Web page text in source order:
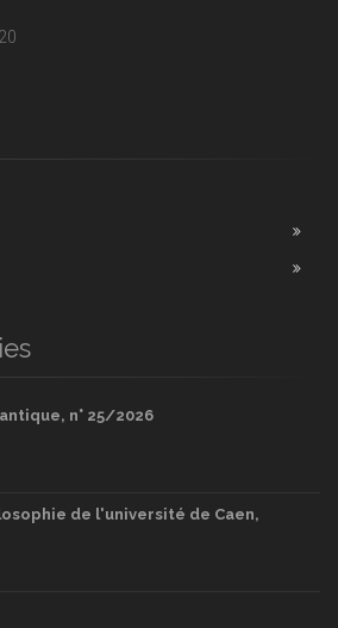
n° 25/2026
de l'université de Caen,